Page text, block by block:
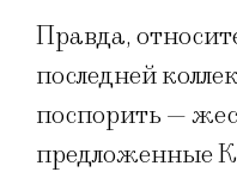
Правда,
последней
поспорить —
предложенные